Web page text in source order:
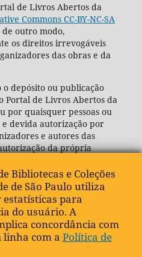
de Livros Abertos da
Commons CC-BY-NC-SA
outro modo,
os direitos irrevogáveis
das obras e da
depósito ou publicação
Portal de Livros Abertos da
por quaisquer pessoas ou
e devida autorização por
e autores das
da própria
Bibliotecas e Coleções
de São Paulo utiliza
estatísticas para
do usuário. A
concordância com
linha com a Política de